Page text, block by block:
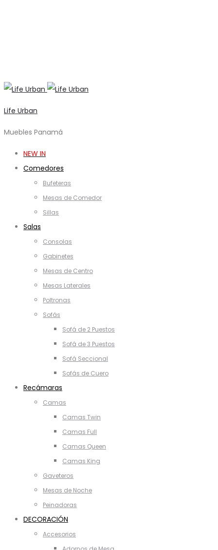
Life Urban
Muebles Panamá
NEW IN
Comedores
Bufeteras
Mesas de Comedor
Sillas
Salas
Consolas
Gabinetes
Mesas de Centro
Mesas Laterales
Poltronas
Sofás
Sofá de 2 Puestos
Sofá de 3 Puestos
Sofá Seccional
Sofás de Cuero
Recámaras
Camas
Camas Twin
Camas Full
Camas Queen
Camas King
Gaveteros
Mesas de Noche
Peinadoras
DECORACIÓN
Accesorios